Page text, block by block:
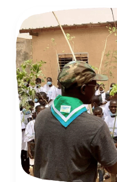
Témoignage
du
club
environnement
poumon
vert
(Sénégal)